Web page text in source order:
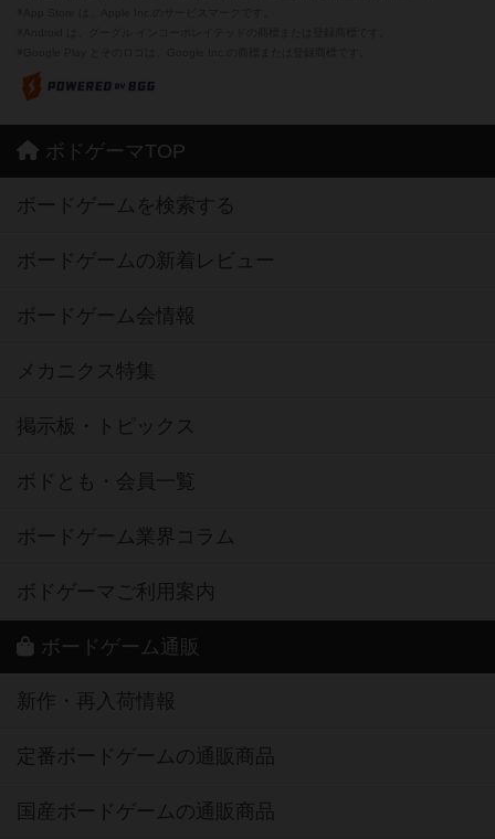
ボドゲーマTOP
ボードゲームを検索する
ボードゲームの新着レビュー
ボードゲーム会情報
メカニクス特集
掲示板・トピックス
ボドとも・会員一覧
ボードゲーム業界コラム
ボドゲーマご利用案内
ボードゲーム通販
新作・再入荷情報
定番ボードゲームの通販商品
国産ボードゲームの通販商品